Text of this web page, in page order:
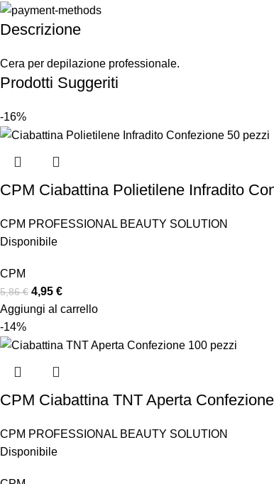
Descrizione
Cera per depilazione professionale.
Prodotti Suggeriti
-16%
CPM Ciabattina Polietilene Infradito
CPM PROFESSIONAL BEAUTY SOLUTION
Disponibile
CPM
5,86€ 4,95 €
Aggiungi al carrello
-14%
CPM Ciabattina TNT Aperta
CPM PROFESSIONAL BEAUTY SOLUTION
Disponibile